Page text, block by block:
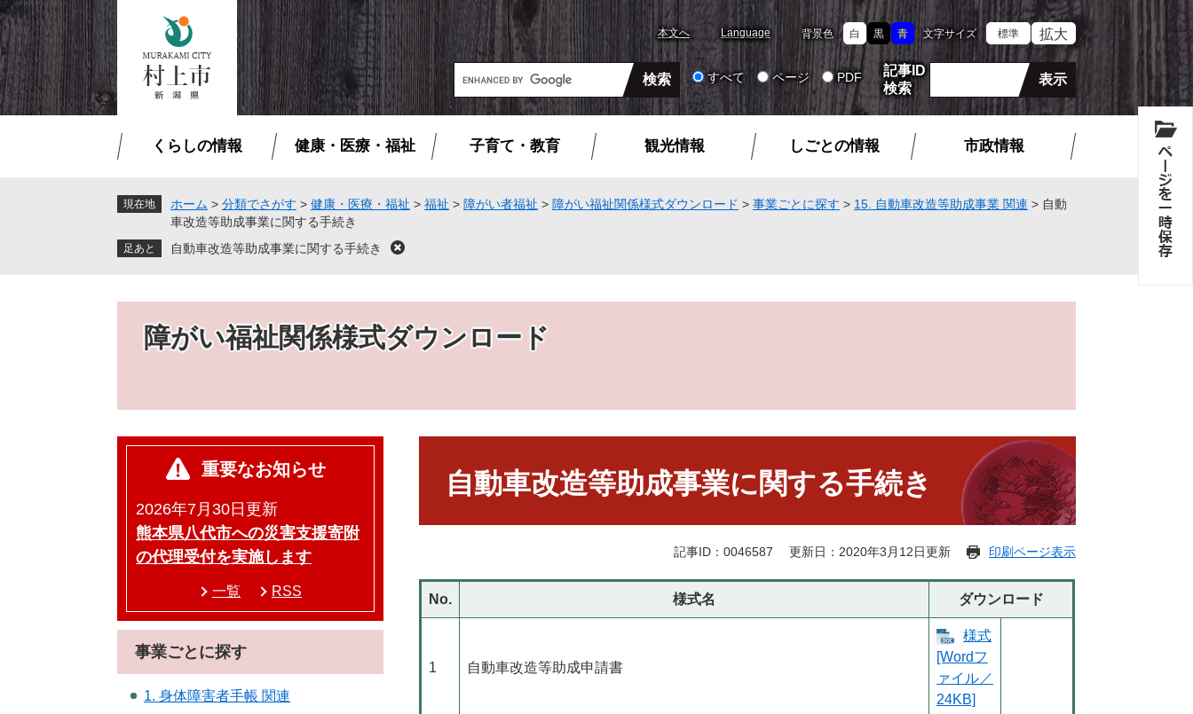
ペ
ー
ジ
の
先
頭
メ
ニ
ュ
ー
を
飛
本文へ Language 背景色 白 黒 青 文字サイズ 標準 拡大
G
o
o
カ
すべて ページ PDF
記事ID
検索
くらしの情報 健康・医療・福祉 子育て・教育 観光情報 しごとの情報 市政情報
現在地 ホーム > 分類でさがす > 健康・医療・福祉 > 福祉 > 障がい者福祉 > 障がい福祉関係様式ダウンロード > 事業ごとに探す > 15. 自動車改造等助成事業 関連 > 自動
車改造等助成事業に関する手続き
自動車改造等助成事業に関する手続き
閉
障がい福祉関係様式ダウンロード
自動車改造等助成事業に関する手続き
記事ID：0046587 更新日：2020年3月12日更新 印刷ページ表示
No. 様式名 ダウンロード
1 自動車改造等助成申請書
様式
[Wordフ
ァイル／
24KB]
重要なお知らせ
2026年7月30日更新
熊本県八代市への災害支援寄附
の代理受付を実施します
一覧 RSS
事業ごとに探す
1. 身体障害者手帳 関連